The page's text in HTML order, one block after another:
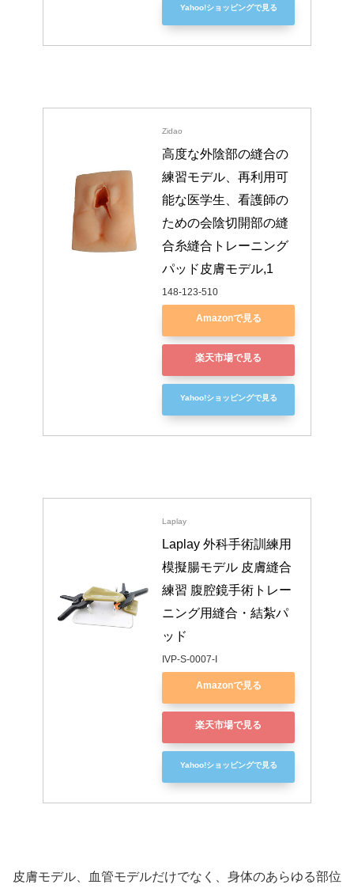
Yahoo!ショッピングで見る
Zidao
高度な外陰部の縫合の
練習モデル、再利用可
能な医学生、看護師の
ための会陰切開部の縫
合糸縫合トレーニング
パッド皮膚モデル,1
148-123-510
Amazonで見る
楽天市場で見る
Yahoo!ショッピングで見る
Laplay
Laplay 外科手術訓練用
模擬腸モデル 皮膚縫合
練習 腹腔鏡手術トレー
ニング用縫合・結紮パ
ッド
IVP-S-0007-I
Amazonで見る
楽天市場で見る
Yahoo!ショッピングで見る
皮膚モデル、血管モデルだけでなく、身体のあらゆる部位